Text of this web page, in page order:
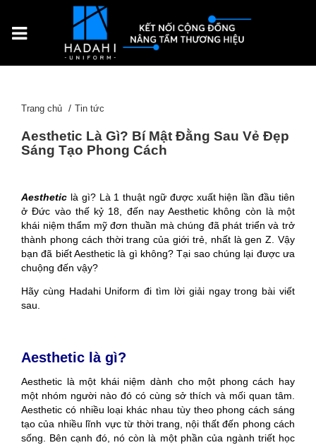
Trang chủ Tin tức
Aesthetic Là Gì? Bí Mật Đằng Sau Vẻ Đẹp
Sáng Tạo Phong Cách
Aesthetic là gì? Là 1 thuật ngữ được xuất hiện lần đầu tiên
ở Đức vào thế kỷ 18, đến nay Aesthetic không còn là một
khái niệm thẩm mỹ đơn thuần mà chúng đã phát triển và trở
thành phong cách thời trang của giới trẻ, nhất là gen Z. Vậy
bạn đã biết Aesthetic là gì không? Tại sao chúng lại được ưa
chuộng đến vậy?
Hãy cùng Hadahi Uniform đi tìm lời giải ngay trong bài viết
sau.
Aesthetic là gì?
Aesthetic là một khái niệm dành cho một phong cách hay
một nhóm người nào đó có cùng sở thích và mối quan tâm.
Aesthetic có nhiều loại khác nhau tùy theo phong cách sáng
tạo của nhiều lĩnh vực từ thời trang, nội thất đến phong cách
sống. Bên cạnh đó, nó còn là một phần của ngành triết học